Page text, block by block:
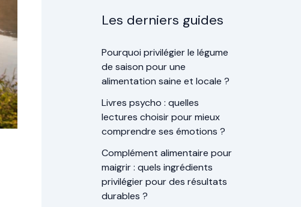
Les derniers guides
Pourquoi privilégier le légume
de saison pour une
alimentation saine et locale ?
Livres psycho : quelles
lectures choisir pour mieux
comprendre ses émotions ?
Complément alimentaire pour
maigrir : quels ingrédients
privilégier pour des résultats
durables ?